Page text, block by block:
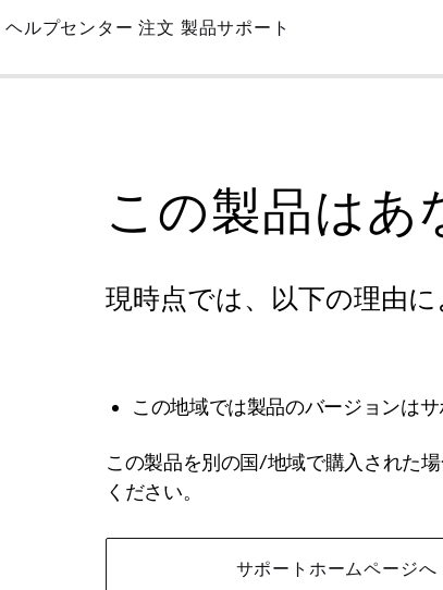
Skip
Main
ヘルプセンター 注文 製品サポート
この製品は
現時点では、以下の理由
この地域では製品のバージョンはサ
この製品を別の国/地域で購入された
ください。
サポートホームページへ